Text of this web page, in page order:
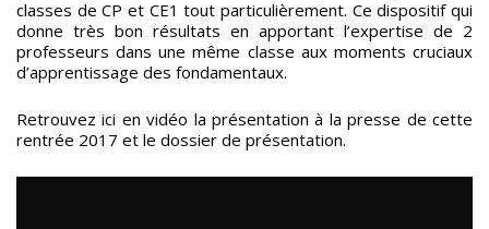
classes de CP et CE1 tout particulièrement. Ce dispositif qui
donne très bon résultats en apportant l’expertise de 2
professeurs dans une même classe aux moments cruciaux
d’apprentissage des fondamentaux.
Retrouvez ici en vidéo la présentation à la presse de cette
rentrée 2017 et le dossier de présentation.